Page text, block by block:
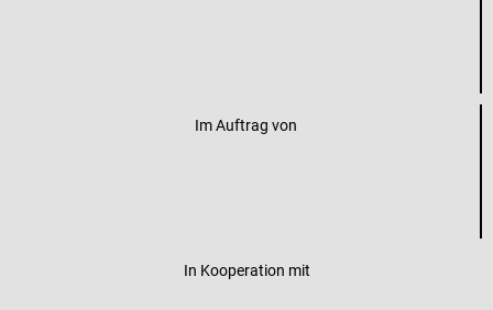
Im Auftrag von
In Kooperation mit